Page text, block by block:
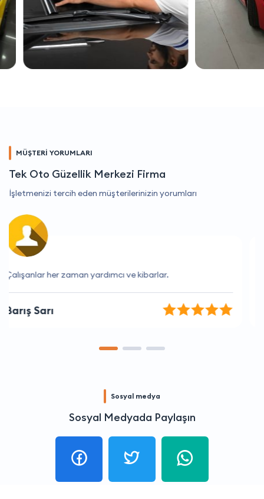
MÜŞTERİ YORUMLARI
Tek Oto Güzellik Merkezi Firma
İşletmenizi tercih eden müşterilerinizin yorumları
Bu firma işini gerçekten çok iyi yapıyor.
Kemal Ergin
Sosyal medya
Sosyal Medyada Paylaşın